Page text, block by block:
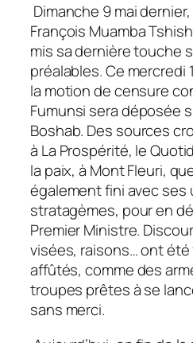
Dimanche 9 mai
François Muamba
mis sa dernière touche
préalables. Ce mercredi
la motion de censure
Fumunsi sera déposée
Boshab. Des sources
à La Prospérité, le
la paix, à Mont Fleuri,
également fini avec ses
stratagèmes, pour en
Premier Ministre.
visées, raisons… ont
affûtés, comme des
troupes prêtes à se
sans merci.